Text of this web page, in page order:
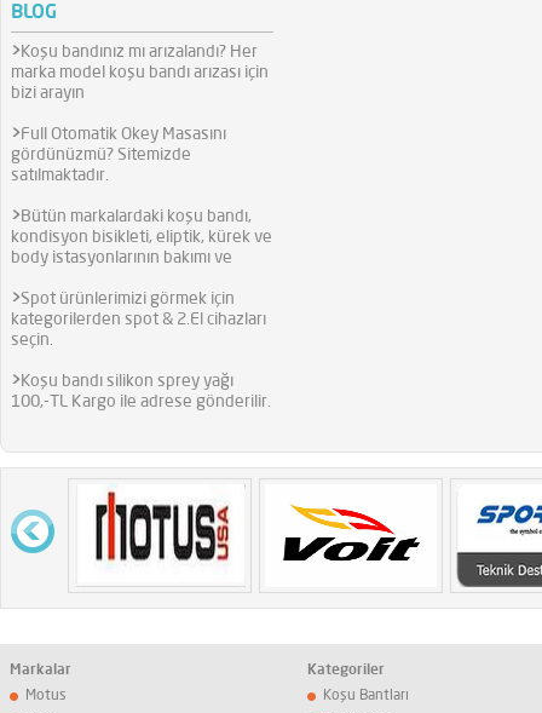
BLOG
> Koşu bandınız mı arızalandı? Her
marka model koşu bandı arızası için
bizi arayın
> Full Otomatik Okey Masasını
gördünüzmü? Sitemizde
satılmaktadır.
> Bütün markalardaki koşu bandı,
kondisyon bisikleti, eliptik, kürek ve
body istasyonlarının bakımı ve
>Spot ürünlerimizi görmek için
kategorilerden spot & 2.El cihazları
seçin.
> Koşu bandı silikon sprey yağı
100,-TL Kargo ile adrese gönderilir.
Markalar
Motus
Kategoriler
Koşu Bantları